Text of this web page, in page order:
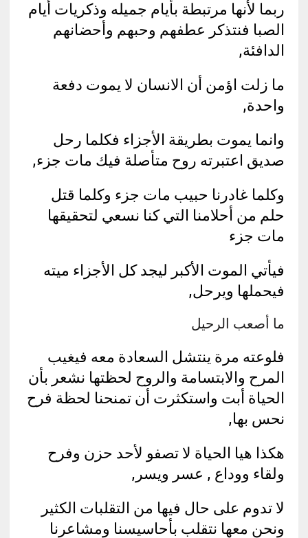
ربما لأنها مرتبطة بأيام جميله وذكريات أيام
الصبا فنتذكر عطفهم وحبهم وأحضانهم
الدافئة,
ما زلت اؤمن أن الانسان لا يموت دفعة
واحدة,
وانما يموت بطريقة الأجزاء فكلما رحل
صديق اعتبرته روح متأصلة فيك مات جزء,
وكلما غادرنا حبيب مات جزء وكلما قتل
حلم من أحلامنا التي كنا نسعي لتحقيقها
مات جزء
فيأتي الموت الأكبر ليجد كل الأجزاء ميته
فيحملها ويرحل,
ما أصعب الرحيل
فلوعته مرة ينتشل السعادة معه فيغيب
المرح والابتسامة والروح لحظتها نشعر بأن
الحياة أبت واستكثرت أن تمنحنا لحظة فرح
نحس بها,
هكذا هيا الحياة لا تصفو لأحد حزن وفرح
ولقاء ووداع , عسر ويسر,
لا تدوم على حال فيها من التقلبات الكثير
ونحن معها نتقلب بأحاسيسنا ومشاعرنا